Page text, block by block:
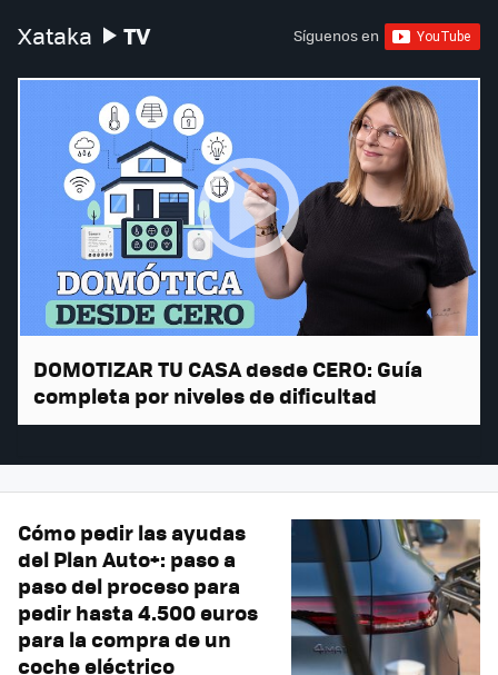
Xataka TV Síguenos en
DOMOTIZAR TU CASA desde CERO: Guía
completa por niveles de dificultad
Cómo pedir las ayudas
del Plan Auto+: paso a
paso del proceso para
pedir hasta 4.500 euros
para la compra de un
coche eléctrico